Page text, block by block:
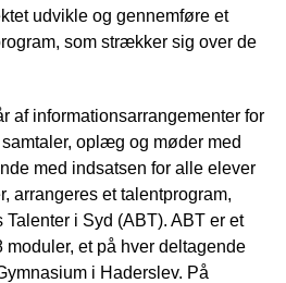
udvikle og gennemføre et
som strækker sig over de
af informationsarrangementer for
oplæg og møder med
med indsatsen for alle elever
arrangeres et talentprogram,
i Syd (ABT). ABT er et
moduler, et på hver deltagende
i Haderslev. På